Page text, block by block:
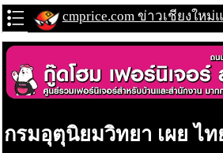
cmprice.com ข่าวเชียงให
กรมอุตุนิยมวิทยา เผย ไ